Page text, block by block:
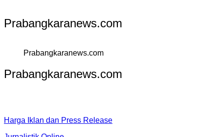
Prabangkaranews.com
Prabangkaranews.com
Prabangkaranews.com
Harga Iklan dan Press Release